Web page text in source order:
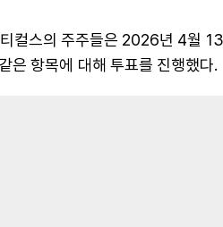
컬스의 주주들은 2026년 4월
은 항목에 대해 투표를 진행했다.